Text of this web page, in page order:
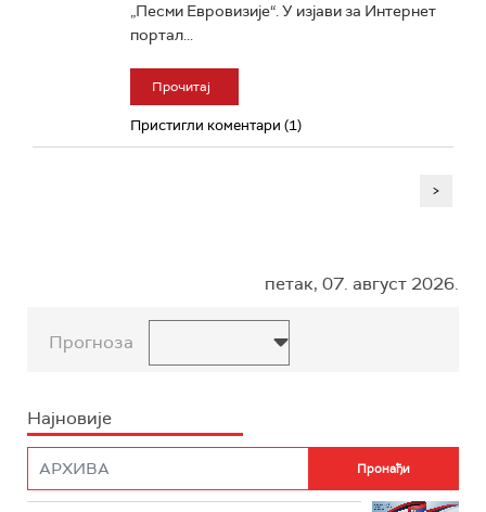
„Песми Евровизије“. У изјави за Интернет
портал...
Прочитај
Пристигли коментари (1)
>
петак, 07. август 2026.
Прогноза
Најновије